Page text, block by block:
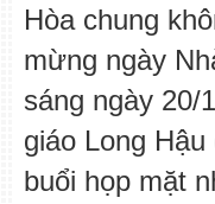
Hòa chung
mừng ngày
sáng ngày 20/
giáo Long
buổi họp mặt